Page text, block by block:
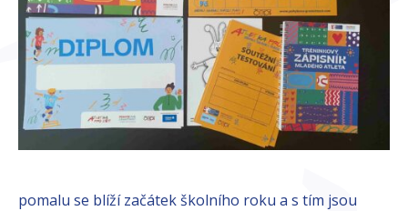
pomalu se blíží začátek školního roku a s tím jsou